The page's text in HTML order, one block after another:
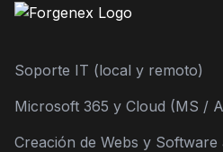
Soporte IT (local y remoto)
Microsoft 365 y Cloud (MS /
Creación de Webs y Software